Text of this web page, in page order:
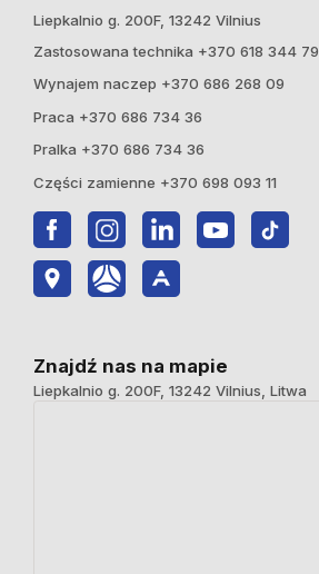
Liepkalnio g. 200F, 13242 Vilnius
Zastosowana technika +370 618 344 79
Wynajem naczep +370 686 268 09
Praca +370 686 734 36
Pralka +370 686 734 36
Części zamienne +370 698 093 11
Znajdź nas na mapie
Liepkalnio g. 200F, 13242 Vilnius, Litwa